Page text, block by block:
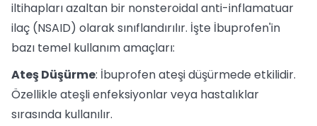
iltihapları azaltan bir nonsteroidal anti-inflamatuar
ilaç (NSAID) olarak sınıflandırılır. İşte İbuprofen'in
bazı temel kullanım amaçları:
Ateş Düşürme: İbuprofen ateşi düşürmede etkilidir.
Özellikle ateşli enfeksiyonlar veya hastalıklar
sırasında kullanılır.